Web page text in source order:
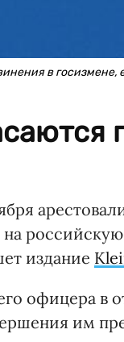
в госизмене,
издание
офицера в
им